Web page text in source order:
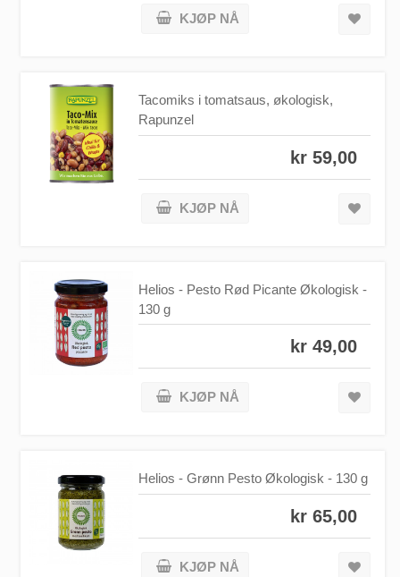
KJØP NÅ
Tacomiks i tomatsaus, økologisk,
Rapunzel
kr 59,00
KJØP NÅ
Helios - Pesto Rød Picante Økologisk -
130 g
kr 49,00
KJØP NÅ
Helios - Grønn Pesto Økologisk - 130 g
kr 65,00
KJØP NÅ